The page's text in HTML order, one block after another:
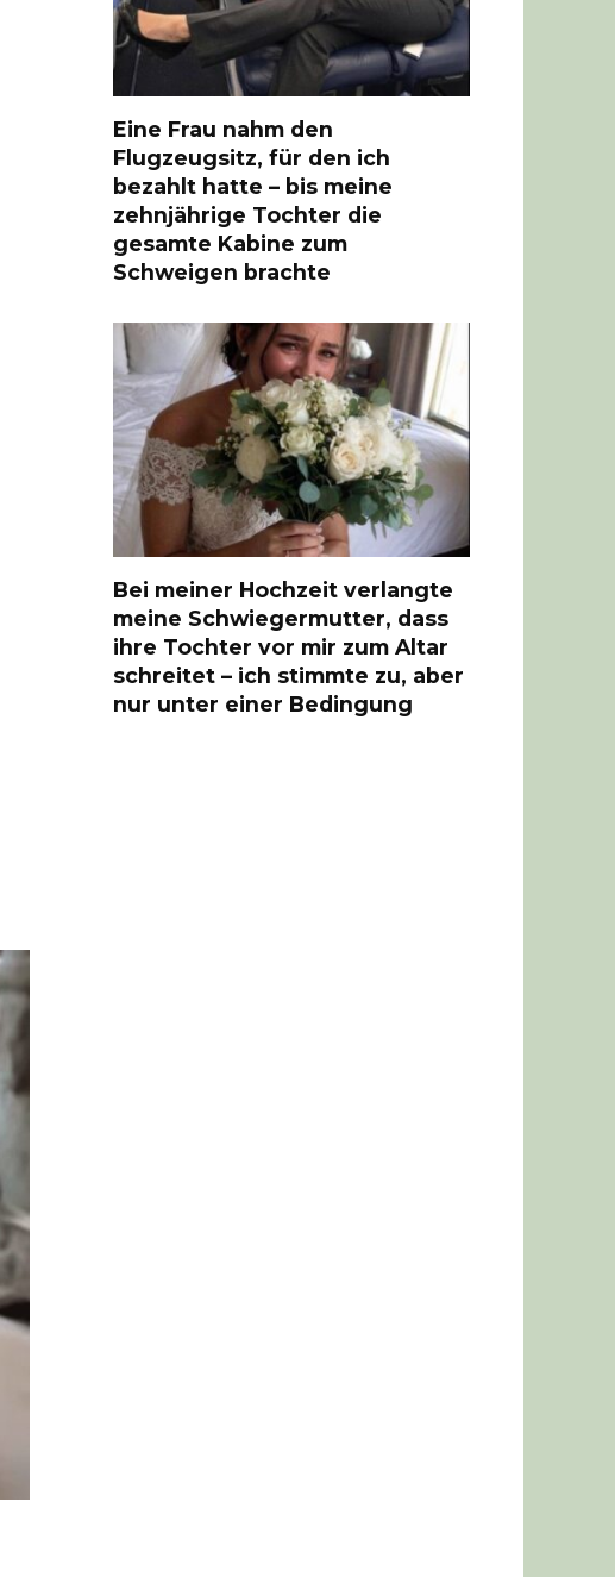
Eine Frau nahm den
Flugzeugsitz, für den ich
bezahlt hatte – bis meine
zehnjährige Tochter die
gesamte Kabine zum
Schweigen brachte
Bei meiner Hochzeit verlangte
meine Schwiegermutter, dass
ihre Tochter vor mir zum Altar
schreitet – ich stimmte zu, aber
nur unter einer Bedingung